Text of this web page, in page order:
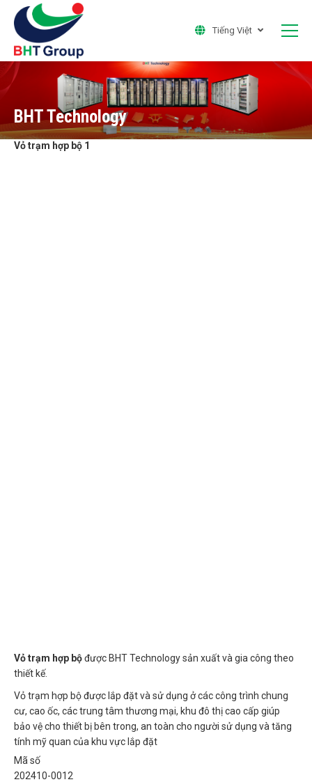
Tiếng Việt
BHT Technology
Vỏ trạm hợp bộ 1
Vỏ trạm hợp bộđược BHT Technology sản xuất và gia công theo
thiết kế.
Vỏ trạm hợp bộ được lắp đặt và sử dụng ở các công trình chung
cư, cao ốc, các trung tâm thương mại, khu đô thị cao cấp giúp
bảo vệ cho thiết bị bên trong, an toàn cho người sử dụng và tăng
tính mỹ quan của khu vực lắp đặt
Mã số
202410-0012